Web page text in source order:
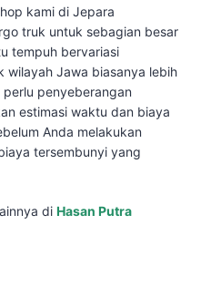
kami di Jepara
truk untuk sebagian besar
tempuh bervariasi
Jawa biasanya lebih
penyeberangan
estimasi waktu dan biaya
Anda melakukan
tersembunyi yang
di Hasan Putra